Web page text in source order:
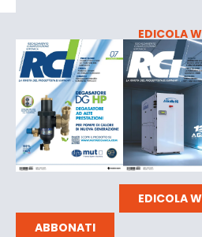
EDICOLA
EDICOLA
ABBONATI